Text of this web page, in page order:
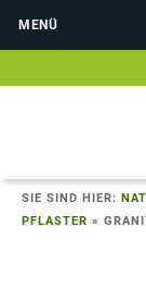
MENÜ
SIE SIND HIER:
PFLASTER »